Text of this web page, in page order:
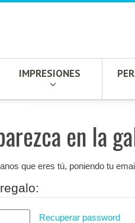
IMPRESIONES
en la
que eres tú, poniendo tu
Recuperar password